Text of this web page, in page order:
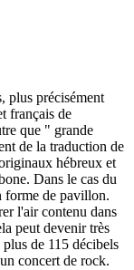
plus précisément
français de
que " grande
de la traduction de
hébreux et
Dans le cas du
forme de pavillon.
l'air contenu dans
peut devenir très
de 115 décibels
concert de rock.